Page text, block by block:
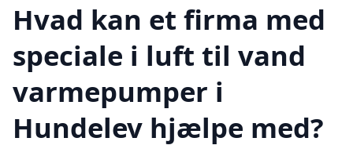
Hvad kan et firma med
speciale i luft til vand
varmepumper i
Hundelev hjælpe med?